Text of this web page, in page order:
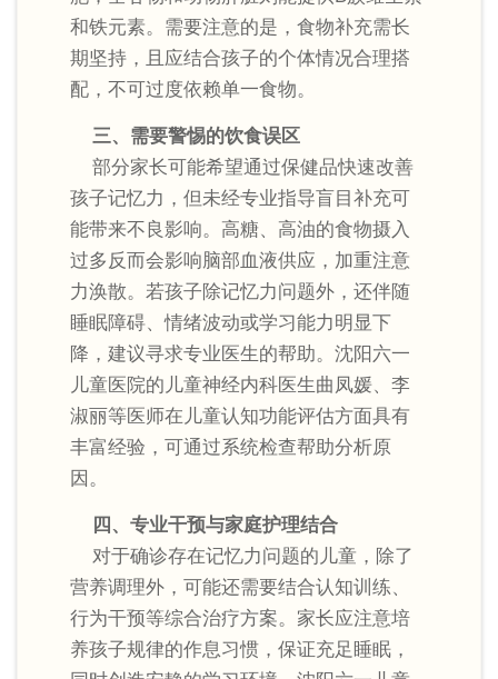
和铁元素。需要注意的是，食物补充需长
期坚持，且应结合孩子的个体情况合理搭
配，不可过度依赖单一食物。
三、需要警惕的饮食误区
部分家长可能希望通过保健品快速改善
孩子记忆力，但未经专业指导盲目补充可
能带来不良影响。高糖、高油的食物摄入
过多反而会影响脑部血液供应，加重注意
力涣散。若孩子除记忆力问题外，还伴随
睡眠障碍、情绪波动或学习能力明显下
降，建议寻求专业医生的帮助。沈阳六一
儿童医院的儿童神经内科医生曲凤媛、李
淑丽等医师在儿童认知功能评估方面具有
丰富经验，可通过系统检查帮助分析原
因。
四、专业干预与家庭护理结合
对于确诊存在记忆力问题的儿童，除了
营养调理外，可能还需要结合认知训练、
行为干预等综合治疗方案。家长应注意培
养孩子规律的作息习惯，保证充足睡眠，